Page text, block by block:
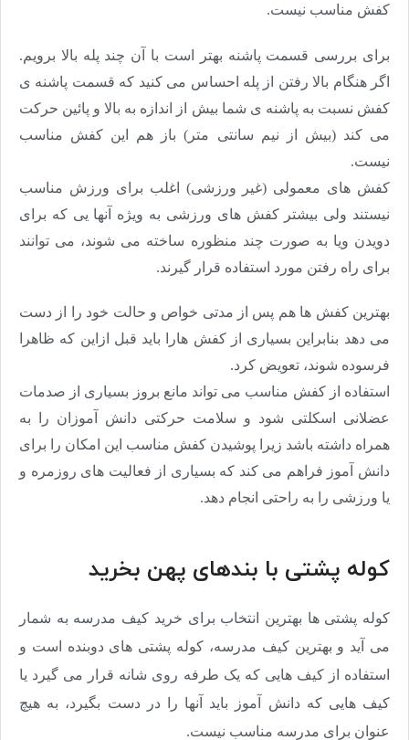
کفش مناسب نیست.
برای بررسی قسمت پاشنه بهتر است با آن چند پله بالا برویم.
اگر هنگام بالا رفتن از پله احساس می کنید که قسمت پاشنه ی
کفش نسبت به پاشنه ی شما بیش از اندازه به بالا و پائین حرکت
می کند (بیش از نیم سانتی متر) باز هم این کفش مناسب
نیست.
کفش های معمولی (غیر ورزشی) اغلب برای ورزش مناسب
نیستند ولی بیشتر کفش های ورزشی به ویژه آنها یی که برای
دویدن ویا به صورت چند منظوره ساخته می شوند، می توانند
برای راه رفتن مورد استفاده قرار گیرند.
بهترین کفش ها هم پس از مدتی خواص و حالت خود را از دست
می دهد بنابراین بسیاری از کفش هارا باید قبل ازاین که ظاهرا
فرسوده شوند، تعویض کرد.
استفاده از کفش مناسب می تواند مانع بروز بسیاری از صدمات
عضلانی اسکلتی شود و سلامت حرکتی دانش آموزان را به
همراه داشته باشد زیرا پوشیدن کفش مناسب این امکان را برای
دانش آموز فراهم می کند که بسیاری از فعالیت های روزمره و
یا ورزشی را به راحتی انجام دهد.
کوله پشتی با بندهای پهن بخرید
کوله پشتی ها بهترین انتخاب برای خرید کیف مدرسه به شمار
می آید و بهترین کیف مدرسه، کوله پشتی های دوبنده است و
استفاده از کیف هایی که یک طرفه روی شانه قرار می گیرد یا
کیف هایی که دانش آموز باید آنها را در دست بگیرد، به هیچ
عنوان برای مدرسه مناسب نیست.